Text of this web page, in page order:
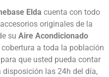
Elda cuenta con todo
originales de la
su Aire Acondicionado
cobertura a toda la población
que usted pueda contar
las 24h del día,